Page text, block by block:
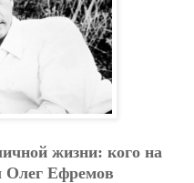
жизни: кого на
Олег Ефремов